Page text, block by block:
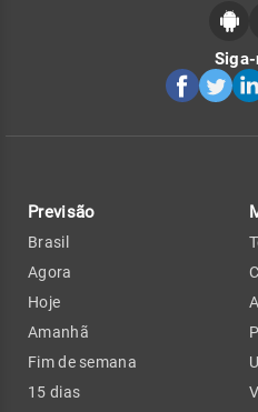
Previsão
Brasil
Agora
Hoje
Amanhã
Fim de semana
15 dias